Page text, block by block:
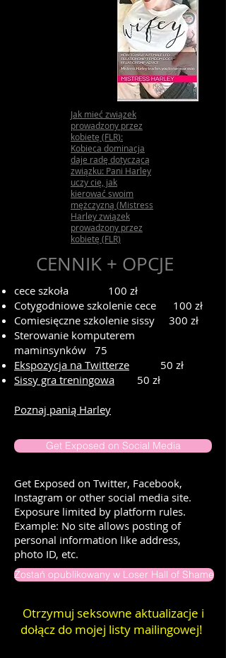
Jak mieć związek
prowadzony przez
kobietę (FLR):
Kobieca dominacja
daje radę dotyczącą
związku: Pani Harley
uczy cię, jak
kierować swoim
mężczyzną (Mistress
Harley związek
prowadzony przez
kobietę (FLR)
CENNIK + OPCJE
cece szkoła
100 zł
Cotygodniowe szkolenie cece
100 zł
Comiesięczne szkolenie sissy
300 zł
Sterowanie komputerem
maminsynków 75
Ekspozycja na Twitterze
50 zł
Sissy gra treningowa
50 zł
Poznaj panią Harley
Get Exposed on Social Media
Get Exposed on Twitter, Facebook,
Instagram or other social media site.
Exposure limited by platform rules.
Example: No site allows posting of
personal information like address,
photo ID, etc.
Zostań opublikowany w Loser Hall of Shame
Otrzymuj seksowne aktualizacje i
dołącz do mojej listy mailingowej!